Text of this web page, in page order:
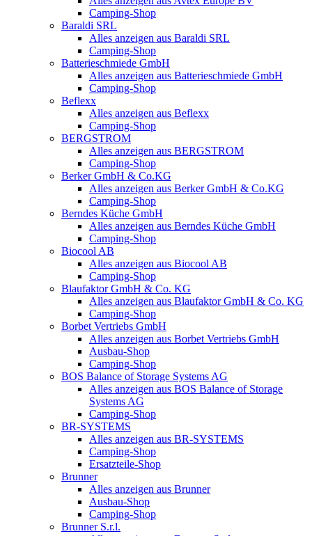
Camping-Shop
Baraldi SRL
Alles anzeigen aus Baraldi SRL
Camping-Shop
Batterieschmiede GmbH
Alles anzeigen aus Batterieschmiede GmbH
Camping-Shop
Beflexx
Alles anzeigen aus Beflexx
Camping-Shop
BERGSTROM
Alles anzeigen aus BERGSTROM
Camping-Shop
Berker GmbH & Co.KG
Alles anzeigen aus Berker GmbH & Co.KG
Camping-Shop
Berndes Küche GmbH
Alles anzeigen aus Berndes Küche GmbH
Camping-Shop
Biocool AB
Alles anzeigen aus Biocool AB
Camping-Shop
Blaufaktor GmbH & Co. KG
Alles anzeigen aus Blaufaktor GmbH & Co. KG
Camping-Shop
Borbet Vertriebs GmbH
Alles anzeigen aus Borbet Vertriebs GmbH
Ausbau-Shop
Camping-Shop
BOS Balance of Storage Systems AG
Alles anzeigen aus BOS Balance of Storage
Systems AG
Camping-Shop
BR-SYSTEMS
Alles anzeigen aus BR-SYSTEMS
Camping-Shop
Ersatzteile-Shop
Brunner
Alles anzeigen aus Brunner
Ausbau-Shop
Camping-Shop
Brunner S.r.l.